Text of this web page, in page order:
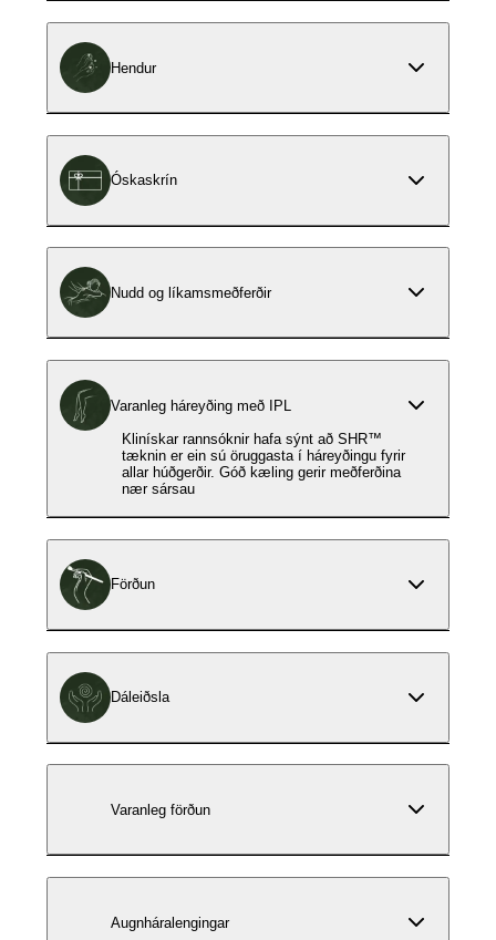
Hendur
Óskaskrín
Nudd og líkamsmeðferðir
Varanleg háreyðing með IPL
Klinískar rannsóknir hafa sýnt að SHR™
tæknin er ein sú öruggasta í háreyðingu fyrir
allar húðgerðir. Góð kæling gerir meðferðina
nær sársau
Förðun
Dáleiðsla
Varanleg förðun
Augnháralengingar